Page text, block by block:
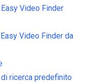
Video Finder
Video Finder da
ricerca predefinito